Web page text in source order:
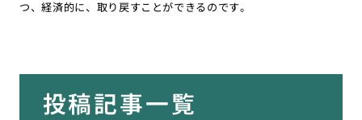
つ、経済的に、取り戻すことができるのです。
投稿記事一覧